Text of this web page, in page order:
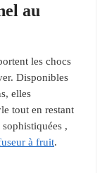
au
les chocs
Disponibles
elles
tout en restant
,
à fruit.